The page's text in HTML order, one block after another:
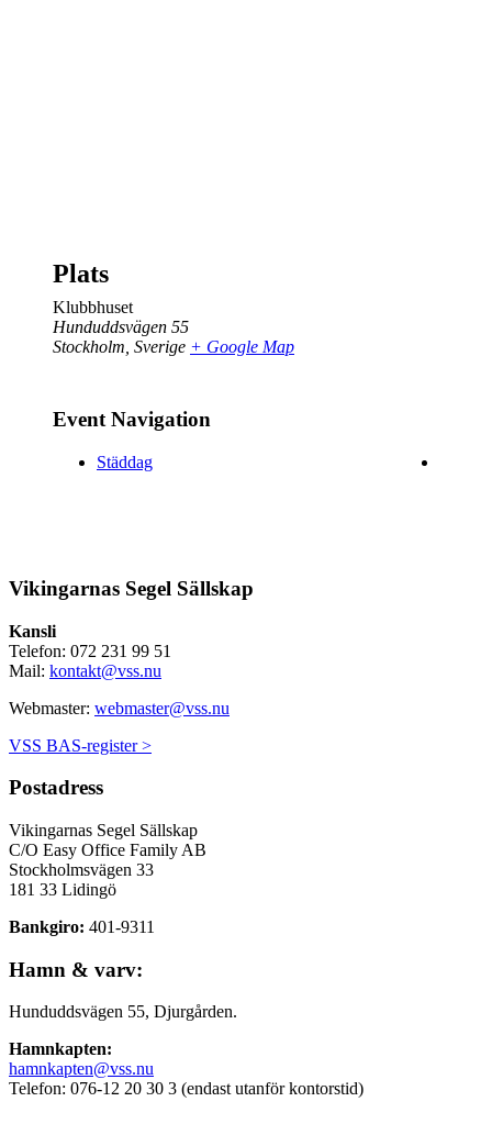
Plats
Klubbhuset
Hunduddsvägen 55
Stockholm Sverige + Google Map
Event Navigation
Städdag
Vikingarnas Segel Sällskap
Kansli
Telefon: 072 231 99 51
Mail: kontakt@vss.nu
Webmaster: webmaster@vss.nu
VSS BAS-register >
Postadress
Vikingarnas Segel Sällskap
C/O Easy Office Family AB
Stockholmsvägen 33
181 33 Lidingö
Bankgiro: 401-9311
Hamn & varv:
Hunduddsvägen 55, Djurgården.
Hamnkapten:
hamnkapten@vss.nu
Telefon: 076-12 20 30 3 (endast utanför kontorstid)